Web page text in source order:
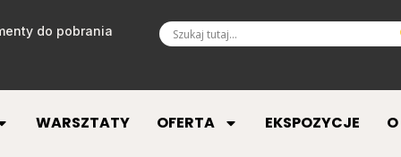
do pobrania
WARSZTATY OFERTA EKSPOZYCJE